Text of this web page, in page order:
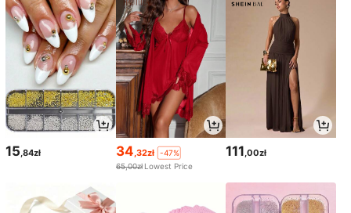
15 ,84zł 34 ,32zł
-47%
65,00zł Lowest Price
111 ,00zł